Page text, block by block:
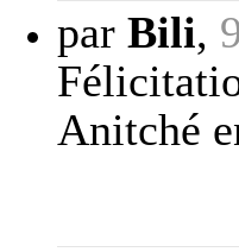
par Bili,
Anitché